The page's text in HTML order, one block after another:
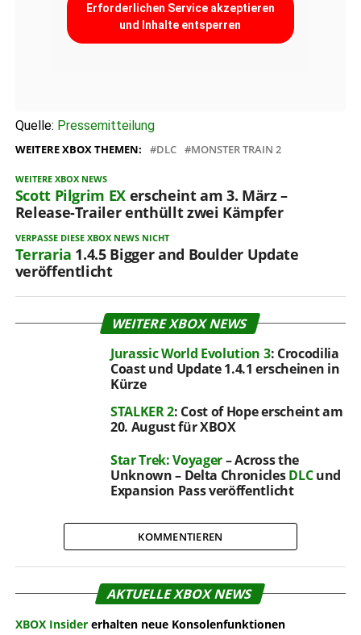
Erforderlichen Service akzeptieren
und Inhalte entsperren
Quelle: Pressemitteilung
WEITERE XBOX THEMEN: DLC MONSTER TRAIN 2
WEITERE XBOX NEWS
Scott Pilgrim EX erscheint am 3. März –
Release-Trailer enthüllt zwei Kämpfer
VERPASSE DIESE XBOX NEWS NICHT
Terraria 1.4.5 Bigger and Boulder Update
veröffentlicht
WEITERE XBOX NEWS
Jurassic World Evolution 3: Crocodilia
Coast und Update 1.4.1 erscheinen in
Kürze
STALKER 2: Cost of Hope erscheint am
20. August für XBOX
Star Trek: Voyager– Across the
Unknown – Delta ChroniclesDLCund
Expansion Pass veröffentlicht
KOMMENTIEREN
AKTUELLE XBOX NEWS
XBOX Insidererhalten neue Konsolenfunktionen